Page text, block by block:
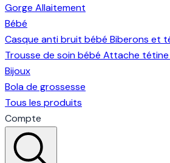
Gorge Allaitement
Bébé
Casque anti bruit bébé Biberons et
Trousse de soin bébé Attache tétine
Bijoux
Bola de grossesse
Tous les produits
Compte